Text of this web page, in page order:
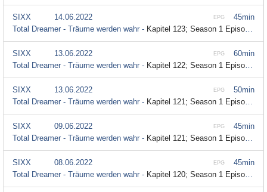
45min
EPG
SIXX
14.06.2022
Total Dreamer - Träume werden wahr - Kapitel 123; Season 1 Episode 123
60min
EPG
SIXX
13.06.2022
Total Dreamer - Träume werden wahr - Kapitel 122; Season 1 Episode 122
50min
EPG
SIXX
13.06.2022
Total Dreamer - Träume werden wahr - Kapitel 121; Season 1 Episode 121
45min
EPG
SIXX
09.06.2022
Total Dreamer - Träume werden wahr - Kapitel 121; Season 1 Episode 121
45min
EPG
SIXX
08.06.2022
Total Dreamer - Träume werden wahr - Kapitel 120; Season 1 Episode 120